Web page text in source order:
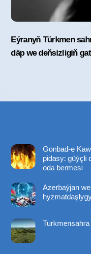
Eýranyň Türkmen
däp we deňsizligiň
Gonbad-e
pidasy: güýçli
oda bermesi
Azerbaýjan
Turkmensahra